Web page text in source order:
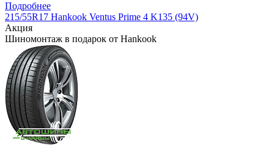
Подробнее
215/55R17 Hankook Ventus Prime 4 K135 (94V)
Акция
Шиномонтаж в подарок от Hankook